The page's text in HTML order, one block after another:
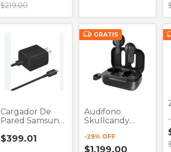
$219.00
Cargador De
Pared Samsung
Puerto Usb C +
$399.01
GRATIS
Audifono
Skullcandy
True Black True
Wireless
-29% OFF
$1,199.00
-